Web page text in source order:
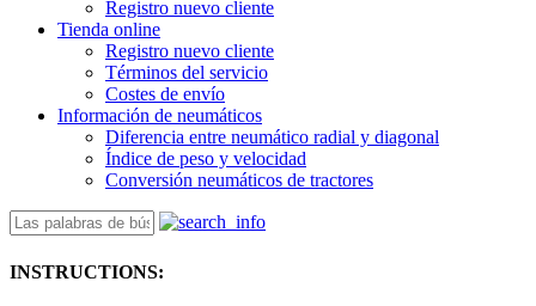
Registro nuevo cliente
Tienda online
Registro nuevo cliente
Términos del servicio
Costes de envío
Información de neumáticos
Diferencia entre neumático radial y diagonal
Índice de peso y velocidad
Conversión neumáticos de tractores
INSTRUCTIONS: